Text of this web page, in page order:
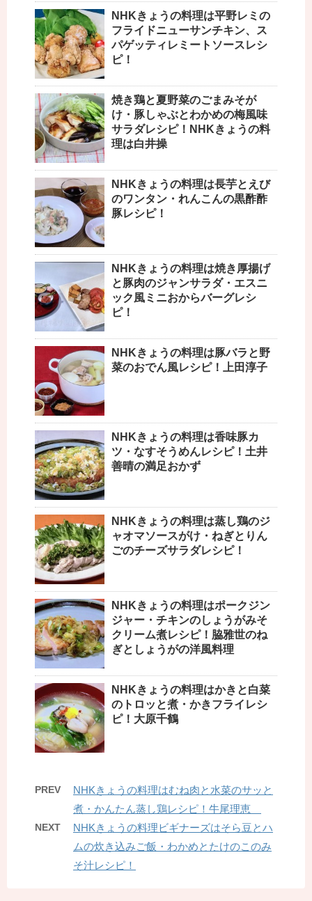
NHKきょうの料理は平野レミの
フライドニューサンチキン、ス
パゲッティレミートソースレシ
ピ！
焼き鶏と夏野菜のごまみそが
け・豚しゃぶとわかめの梅風味
サラダレシピ！NHKきょうの料
理は白井操
NHKきょうの料理は長芋とえび
のワンタン・れんこんの黒酢酢
豚レシピ！
NHKきょうの料理は焼き厚揚げ
と豚肉のジャンサラダ・エスニ
ック風ミニおからバーグレシ
ピ！
NHKきょうの料理は豚バラと野
菜のおでん風レシピ！上田淳子
NHKきょうの料理は香味豚カ
ツ・なすそうめんレシピ！土井
善晴の満足おかず
NHKきょうの料理は蒸し鶏のジ
ャオマソースがけ・ねぎとりん
ごのチーズサラダレシピ！
NHKきょうの料理はポークジン
ジャー・チキンのしょうがみそ
クリーム煮レシピ！脇雅世のね
ぎとしょうがの洋風料理
NHKきょうの料理はかきと白菜
のトロッと煮・かきフライレシ
ピ！大原千鶴
PREV
NHKきょうの料理はむね肉と水菜のサッと
煮・かんたん蒸し鶏レシピ！牛尾理恵
NEXT
NHKきょうの料理ビギナーズはそら豆とハ
ムの炊き込みご飯・わかめとたけのこのみ
そ汁レシピ！